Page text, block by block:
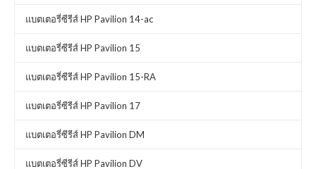
แบตเตอรี่ซีรีส์ HP Pavilion 14-ac
แบตเตอรี่ซีรีส์ HP Pavilion 15
แบตเตอรี่ซีรีส์ HP Pavilion 15-RA
แบตเตอรี่ซีรีส์ HP Pavilion 17
แบตเตอรี่ซีรีส์ HP Pavilion DM
แบตเตอรี่ซีรีส์ HP Pavilion DV